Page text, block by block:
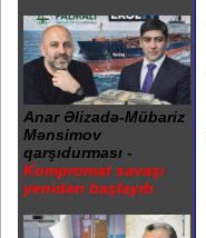
Anar Əlizadə-Mübariz
Mənsimov
qarşıdurması -
Kompromat savaşı
yenidən başlayıb